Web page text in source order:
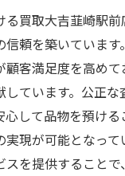
る買取大吉韮崎駅
信頼を築いています
顧客満足度を高め
ています。公正な
心して品物を預け
現が可能となって
を提供すること